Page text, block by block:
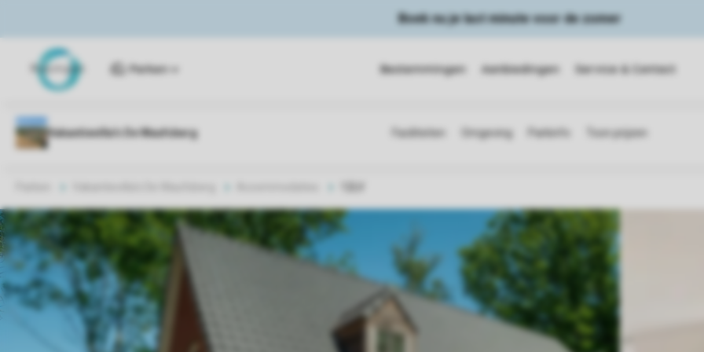
Boek nu je last minute voor de zomer
Parken Bestemmingen Aanbiedingen Service & Contact